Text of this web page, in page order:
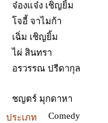
จ๋องแจ๋ง เชิญยิ้ม
โจอี้ จาไมก้า
เฉิ่ม เชิญยิ้ม
ไผ่ สินทรา
อรวรรณ ปรีดากุล
ชญตร์ มุกดาหา
ประเภท
Comedy